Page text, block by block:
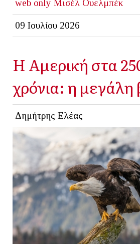
web only Μισέλ Ουελμπέκ
09 Ιουλίου 2026
Η Αμερική στα
χρόνια: η μεγάλη
Δημήτρης Ελέας